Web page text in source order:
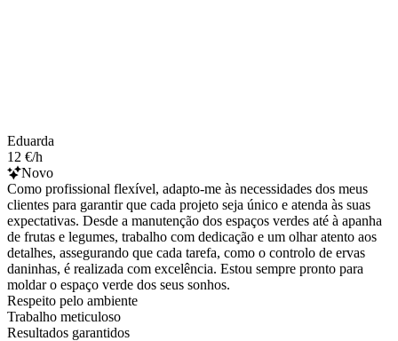
Eduarda
12 €/h
Novo
Como profissional flexível, adapto-me às necessidades dos meus
clientes para garantir que cada projeto seja único e atenda às suas
expectativas. Desde a manutenção dos espaços verdes até à apanha
de frutas e legumes, trabalho com dedicação e um olhar atento aos
detalhes, assegurando que cada tarefa, como o controlo de ervas
daninhas, é realizada com excelência. Estou sempre pronto para
moldar o espaço verde dos seus sonhos.
Respeito pelo ambiente
Trabalho meticuloso
Resultados garantidos